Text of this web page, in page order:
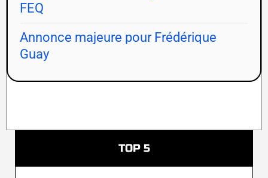
FEQ
Annonce majeure pour Frédérique
Guay
TOP 5